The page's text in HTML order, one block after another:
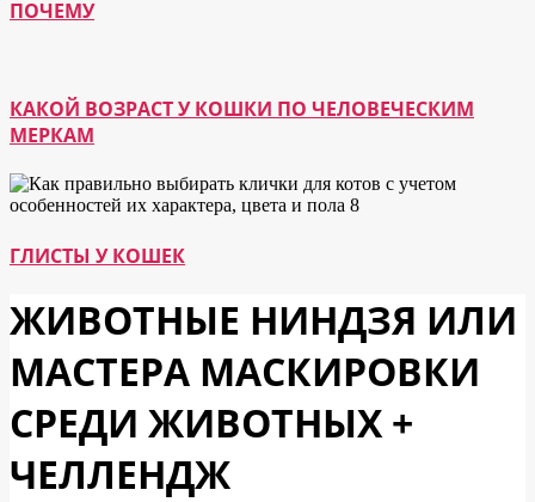
ПОЧЕМУ
КАКОЙ ВОЗРАСТ У КОШКИ ПО ЧЕЛОВЕЧЕСКИМ
МЕРКАМ
ГЛИСТЫ У КОШЕК
ЖИВОТНЫЕ НИНДЗЯ ИЛИ
МАСТЕРА МАСКИРОВКИ
СРЕДИ ЖИВОТНЫХ +
ЧЕЛЛЕНДЖ